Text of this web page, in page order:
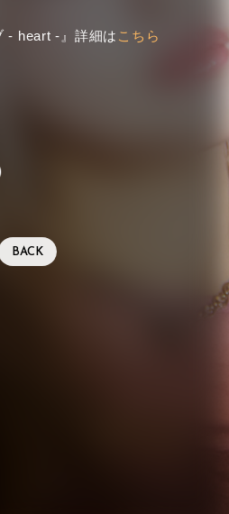
- heart -』詳細は こちら
BACK